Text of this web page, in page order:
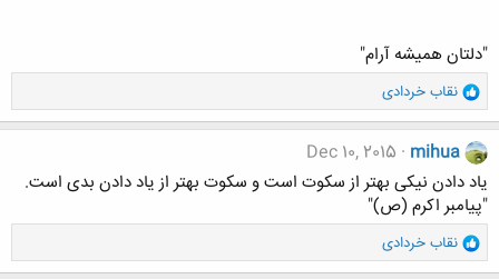
"دلتان همیشه آرام"
و
ا
ک
ن
ش
ه
ا
:
نقاب خردادی
mihua
Dec 10, 2015
یاد دادن نیکی بهتر از سکوت است و سکوت بهتر از یاد دادن بدی است.
"پیامبر اکرم (ص)"
و
ا
نقاب خردادی